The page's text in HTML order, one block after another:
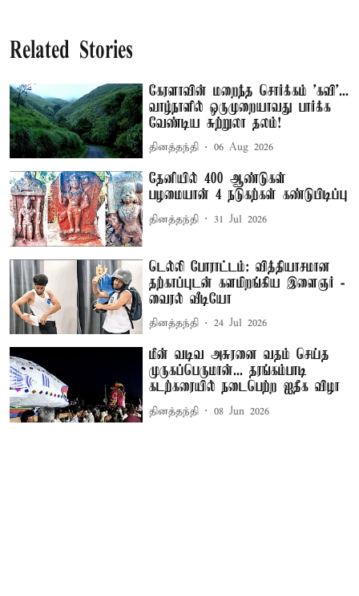
Related Stories
கேரளாவின் மறைந்த சொர்க்கம் 'கவி'...
வாழ்நாளில் ஒருமுறையாவது பார்க்க
வேண்டிய சுற்றுலா தலம்!
தினத்தந்தி 06 Aug 2026
தேனியில் 400 ஆண்டுகள்
பழமையான் 4 நடுகற்கள் கண்டுபிடிப்பு
தினத்தந்தி 31 Jul 2026
டெல்லி போராட்டம்: வித்தியாசமான
தற்காப்புடன் களமிறங்கிய இளைஞர் -
வைரல் வீடியோ
தினத்தந்தி 24 Jul 2026
மீன் வடிவ அசுரனை வதம் செய்த
முருகப்பெருமான்... தரங்கம்பாடி
கடற்கரையில் நடைபெற்ற ஐதீக விழா
தினத்தந்தி 08 Jun 2026